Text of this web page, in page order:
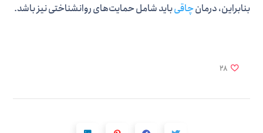
بنابراین، درمانچاقیباید شامل حمایت‌های روانشناختی نیز باشد.
28